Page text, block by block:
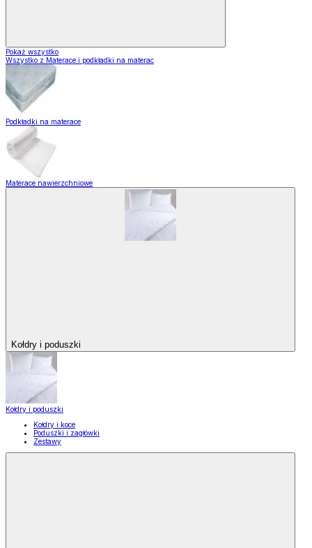
Pokaż wszystko
Wszystko z Materace i podkładki na materac
Podkładki na materace
Materace nawierzchniowe
Kołdry i poduszki
Kołdry i poduszki
Kołdry i koce
Poduszki i zagłówki
Zestawy